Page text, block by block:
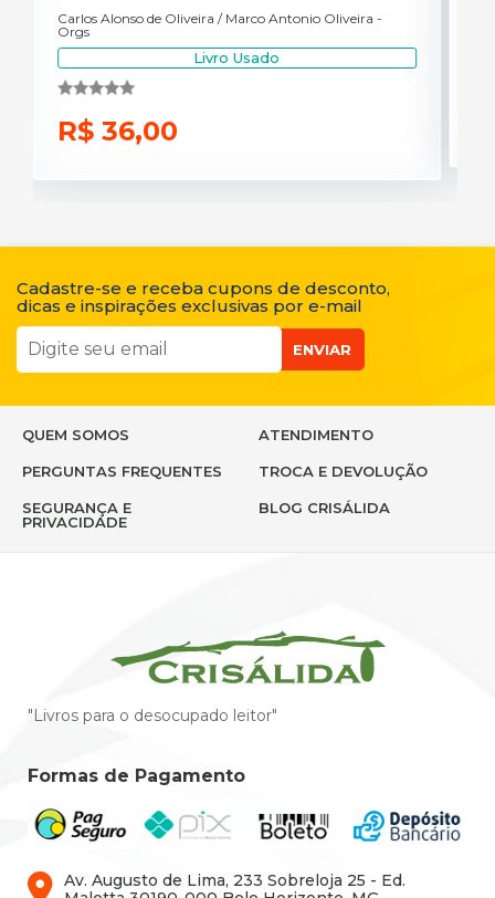
Carlos Alonso de Oliveira / Marco Antonio Oliveira -
Orgs
Livro Usado
R$ 36,00
Cadastre-se e receba cupons de desconto,
dicas e inspirações exclusivas por e-mail
ENVIAR
QUEM SOMOS ATENDIMENTO
PERGUNTAS FREQUENTES TROCA E DEVOLUÇÃO
SEGURANÇA E
PRIVACIDADE
BLOG CRISÁLIDA
"Livros para o desocupado leitor"
Formas de Pagamento
Av. Augusto de Lima, 233 Sobreloja 25 - Ed.